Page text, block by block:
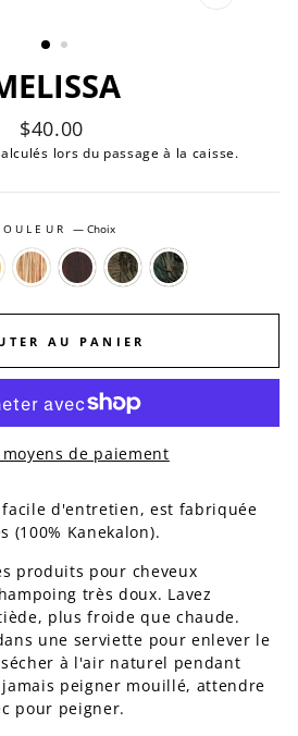
FERMER
Prix
régulier
$40.00
lors du passage à la caisse.
— Choix
AU PANIER
de paiement
d'entretien, est fabriquée
(100% Kanekalon).
produits pour cheveux
très doux. Lavez
plus froide que chaude.
une serviette pour enlever le
à l'air naturel pendant
peigner mouillé, attendre
pour peigner.